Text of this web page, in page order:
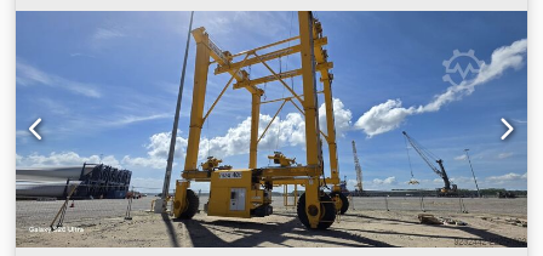
Última aplicación: Industria farmacéutica Volumen: 40 L
Tipo: Vertical sobre carro con ruedas Altura de las ruedas:
80 mm Material (en contacto con el producto): 1.4301 / AISI
304 Ejecución: De pared simple Tapa domo: 80x97 mm
Presión de trabajo según placa de características: 5 bar
Dimensiones del depósito: Dcsdpjza Eicjfx Agdek Diámetro
exterior: 300 mm Altura cilíndrica: 500 mm Altura total: 930
mm Anchura total: 450 mm Longitud total: 470 mm
Materiales: Interior: 1.4301 / AISI 304 Exterior: 1.4301 / AISI
304 Equipamiento: Placa de características: Sí